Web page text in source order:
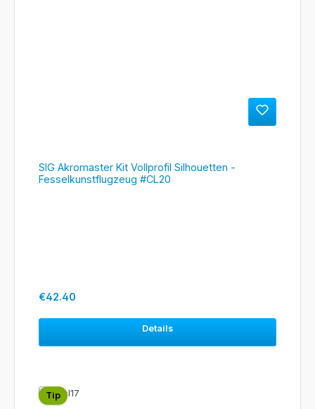
SIG Akromaster Kit Vollprofil Silhouetten -
Fesselkunstflugzeug #CL20
Regular price:
€42.40
Details
Tip